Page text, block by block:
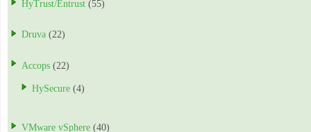
HyTrust/Entrust (55)
Druva (22)
Accops (22)
HySecure (4)
VMware vSphere (40)